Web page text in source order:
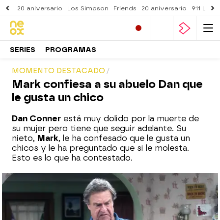
20 aniversario Los Simpson Friends 20 aniversario 911
SERIES PROGRAMAS
MOMENTO DESTACADO
Mark confiesa a su abuelo Dan que
le gusta un chico
Dan Conner está muy dolido por la muerte de
su mujer pero tiene que seguir adelante. Su
nieto, Mark, le ha confesado que le gusta un
chicos y le ha preguntado que si le molesta.
Esto es lo que ha contestado.